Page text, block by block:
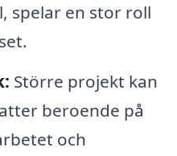
spelar en stor roll
Större projekt kan
beroende på
och